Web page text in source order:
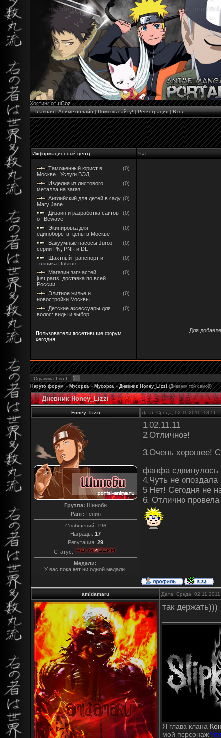
Хостинг отuCoz
Главная|Аниме онлайн|Помощь сайту!|Регистрация|Вход
Информационный центр: Чат:
Таможенный юрист в
Москве | Услуги ВЭД
(0)
Изделия из листового
металла на заказ
(0)
Английский для детей в саду
Mary Jane
(0)
Дизайн и разработка сайтов
от Bewave
(0)
Экипировка для
единоборств: цены в Москве
(0)
Вакуумные насосы Jurop:
серии PN, PNR и DL
(0)
Шахтный транспорт и
техника Dekree
(0)
Магазин запчастей
just.parts: доставка по всей
России
(0)
Элитное жилье и
новостройки Москвы
(0)
Детские аксессуары для
волос: виды и выбор
(0)
Пользователи посетившие форум
сегодня:
Для
Страница 1 из 1 1
Наруто форум » Мусорка » Мусорка » Дневник Honey_Lizzi (Дневник той самой)
Дневник Honey_Lizzi
Honey_Lizzi Дата: Среда, 02.11.2011, 18:56
Группа: Шиноби
Ранг: Генин
Сообщений: 196
Награды: 17
Репутация: 29
Статус:
Медали:
У вас пока нет ни одной медали.
1.02.11.11
2.Отличное!
3.Очень хорошее!
фанфа сдвинулось
4.Чуть не опоздала
5 Нет! Сегодня не
6. Отлично
amidamaru Дата: Среда,
так держать)))
Я глава клана
мой персонаж